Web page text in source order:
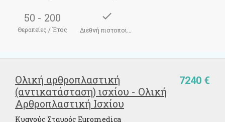
50 - 200
Θεραπείες / Έτος
check
7240 €
Ολική αρθροπλαστική
(αντικατάσταση) ισχίου - Ολική
Αρθροπλαστική Ισχίου
Κυανούς Σταυρός Euromedica